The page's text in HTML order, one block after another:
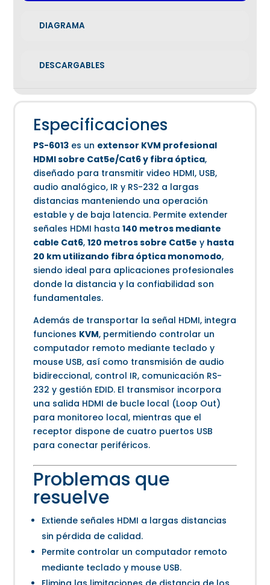
DIAGRAMA
DESCARGABLES
Especificaciones
PS-6013 es un extensor KVM profesional
HDMI sobre Cat5e/Cat6 y fibra óptica,
diseñado para transmitir video HDMI, USB,
audio analógico, IR y RS-232 a largas
distancias manteniendo una operación
estable y de baja latencia. Permite extender
señales HDMI hasta140 metros mediante
cable Cat6,120 metros sobre Cat5e y hasta
20 km utilizando fibra óptica monomodo,
siendo ideal para aplicaciones profesionales
donde la distancia y la confiabilidad son
fundamentales.
Además de transportar la señal HDMI, integra
funciones KVM, permitiendo controlar un
computador remoto mediante teclado y
mouse USB, así como transmisión de audio
bidireccional, control IR, comunicación RS-
232 y gestión EDID. El transmisor incorpora
una salida HDMI de bucle local (Loop Out)
para monitoreo local, mientras que el
receptor dispone de cuatro puertos USB
para conectar periféricos.
Problemas que
resuelve
Extiende señales HDMI a largas distancias
sin pérdida de calidad.
Permite controlar un computador remoto
mediante teclado y mouse USB.